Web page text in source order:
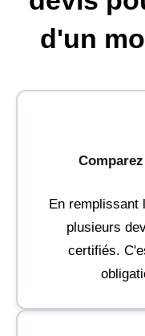
d'un
En remplissant
plusieurs
certifiés.